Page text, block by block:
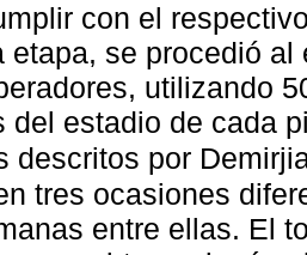
con el
etapa, se procedió
utilizando
del estadio de cada
descritos por
tres ocasiones
entre ellas. El